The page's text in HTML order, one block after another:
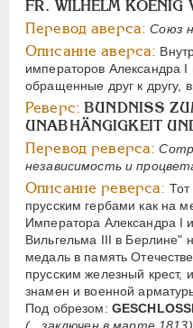
FR. WILHELM KOENIG
Перевод аверса: Союз
Описание аверса:
императоров Александра
обращенные друг к другу,
Реверс: BUNDNISS
UNABHÄNGIGKEIT
Перевод реверса:
независимость и
Описание реверса:
прусским гербами как на
Императора Александра I
Вильгельма III в Берлине"
медаль в память
прусским железный крест,
знамен и военной
Под обрезом: